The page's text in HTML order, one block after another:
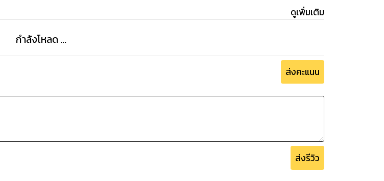
ดูเพิ่มเติม
กำลังโหลด ...
ส่งคะแนน
ส่งรีวิว